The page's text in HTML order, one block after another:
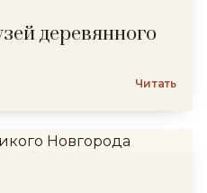
деревянного
Читать